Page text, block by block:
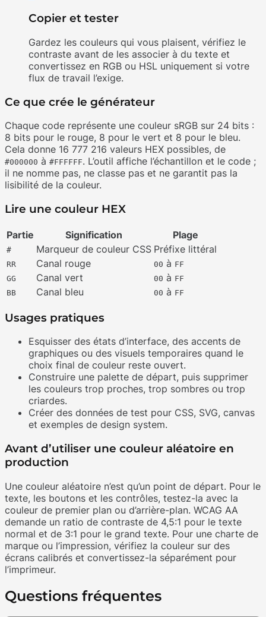
Copier et tester
Gardez les couleurs qui vous plaisent, vérifiez le
contraste avant de les associer à du texte et
convertissez en RGB ou HSL uniquement si votre
flux de travail l’exige.
Ce que crée le générateur
Chaque code représente une couleur sRGB sur 24 bits :
8 bits pour le rouge, 8 pour le vert et 8 pour le bleu.
Cela donne 16 777 216 valeurs HEX possibles, de
#000000 à #FFFFFF. L’outil affiche l’échantillon et le code ;
il ne nomme pas, ne classe pas et ne garantit pas la
lisibilité de la couleur.
Lire une couleur HEX
Partie Signification Plage
# Marqueur de couleur CSS Préfixe littéral
RR Canal rouge 00 à FF
GG
Canal vert 00 à FF
BB
Canal bleu 00 à FF
Usages pratiques
Esquisser des états d’interface, des accents de
graphiques ou des visuels temporaires quand le
choix final de couleur reste ouvert.
Construire une palette de départ, puis supprimer
les couleurs trop proches, trop sombres ou trop
criardes.
Créer des données de test pour CSS, SVG, canvas
et exemples de design system.
Avant d’utiliser une couleur aléatoire en
production
Une couleur aléatoire n’est qu’un point de départ. Pour le
texte, les boutons et les contrôles, testez-la avec la
couleur de premier plan ou d’arrière-plan. WCAG AA
demande un ratio de contraste de 4,5:1 pour le texte
normal et de 3:1 pour le grand texte. Pour une charte de
marque ou l’impression, vérifiez la couleur sur des
écrans calibrés et convertissez-la séparément pour
l’imprimeur.
Questions fréquentes